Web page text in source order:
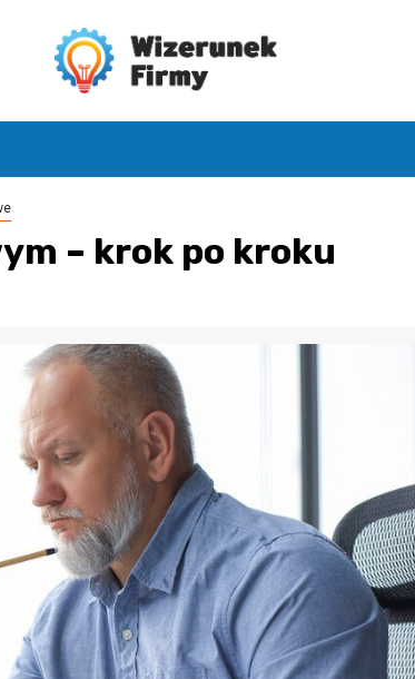
– krok po kroku